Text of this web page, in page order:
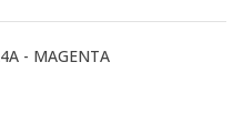
- MAGENTA